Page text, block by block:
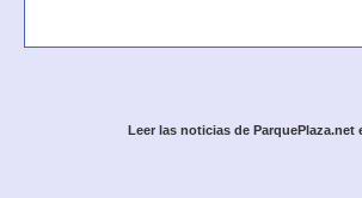
Leer las noticias de ParquePlaza.net